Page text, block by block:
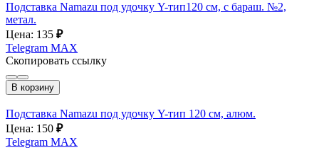
Подставка Namazu под удочку Y-тип120 см, с бараш. №2,
метал.
Цена: 135 ₽
Telegram MAX
Скопировать ссылку
В корзину
Подставка Namazu под удочку Y-тип 120 см, алюм.
Цена: 150 ₽
Telegram MAX